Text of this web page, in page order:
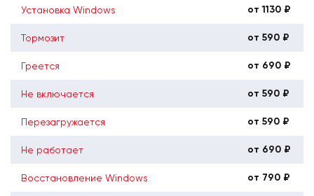
Установка Windows от 1130 ₽
Тормозит от 590 ₽
Греется от 690 ₽
Не включается от 590 ₽
Перезагружается от 590 ₽
Не работает от 690 ₽
Восстановление Windows от 790 ₽